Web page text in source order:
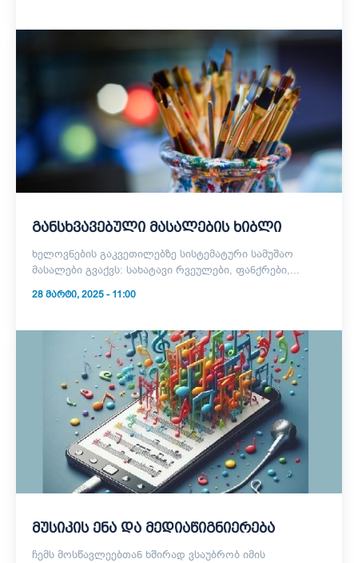
განსხვავებული მასალების ხიბლი
ხელოვნების გაკვეთილებზე სისტემატური სამუშაო
მასალები გვაქვს: სახატავი რვეულები, ფანქრები,...
28 ᲛᲐᲠᲢᲘ, 2025 - 11:00
მუსიკის ენა და მედიაწიგნიერება
ჩემს მოსწავლეებთან ხშირად ვსაუბრობ იმის